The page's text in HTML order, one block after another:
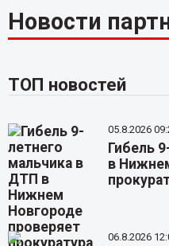
Новости
ТОП новостей
05.8.2026
Гибель
в
06.8.2026